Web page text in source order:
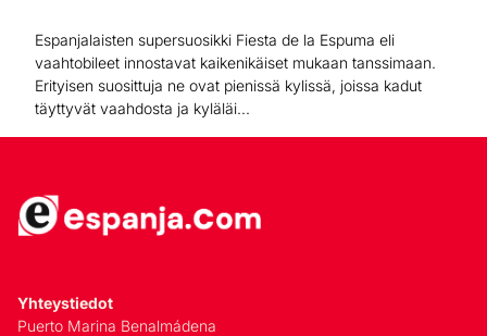
Espanjalaisten supersuosikki Fiesta de la Espuma eli
vaahtobileet innostavat kaikenikäiset mukaan tanssimaan.
Erityisen suosittuja ne ovat pienissä kylissä, joissa kadut
täyttyvät vaahdosta ja kyläläi...
Yhteystiedot
Puerto Marina Benalmádena